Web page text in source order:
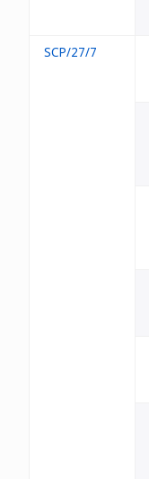
SCP/27/7